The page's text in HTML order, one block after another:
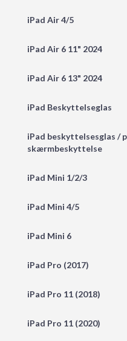
iPad Air 4/5
iPad Air 6 11" 2024
iPad Air 6 13" 2024
iPad Beskyttelseglas
iPad beskyttelsesglas /
skærmbeskyttelse
iPad Mini 1/2/3
iPad Mini 4/5
iPad Mini 6
iPad Pro (2017)
iPad Pro 11 (2018)
iPad Pro 11 (2020)